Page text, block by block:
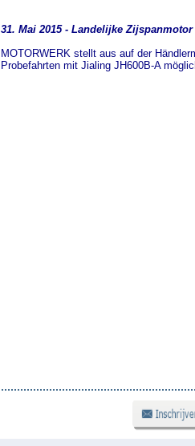
31. Mai 2015 - Landelijke
MOTORWERK stellt aus auf der
Probefahrten mit Jialing JH600B-A